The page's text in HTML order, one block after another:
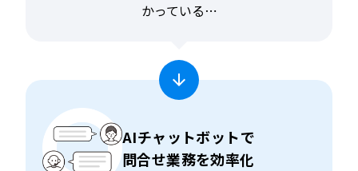
かっている⋯
AIチャットボットで
問合せ業務を効率化